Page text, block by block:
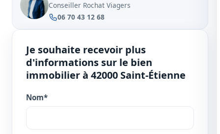
Conseiller Rochat Viagers
06 70 43 12 68
Je souhaite recevoir plus
d'informations sur le bien
immobilier à 42000 Saint-Étienne
Nom*